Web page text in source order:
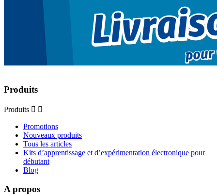
Produits
Produits  
Promotions
Nouveaux produits
Tous les articles
Kits d’apprentissage et d’expérimentation électronique pour
débutant
Blog
A propos